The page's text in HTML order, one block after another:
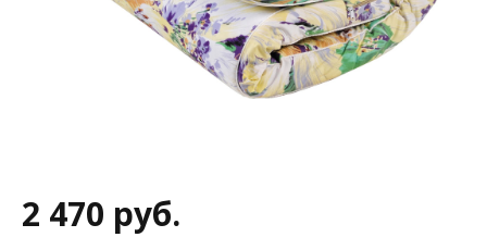
2 470 руб.